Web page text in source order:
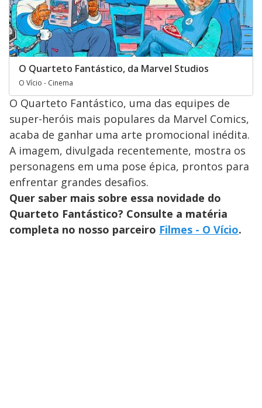
O Quarteto Fantástico, da Marvel Studios
O Vício - Cinema
O Quarteto Fantástico, uma das equipes de
super-heróis mais populares da Marvel Comics,
acaba de ganhar uma arte promocional inédita.
A imagem, divulgada recentemente, mostra os
personagens em uma pose épica, prontos para
enfrentar grandes desafios.
Quer saber mais sobre essa novidade do
Quarteto Fantástico? Consulte a matéria
completa no nosso parceiro Filmes - O Vício.